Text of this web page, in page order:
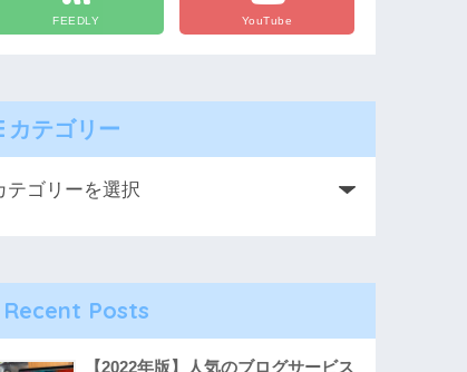
FEEDLY YouTube
カテゴリー
Recent Posts
【2022年版】人気のブログサービス